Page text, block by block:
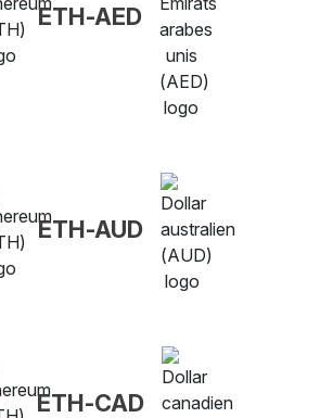
ETH-AED
ETH-AUD
ETH-CAD